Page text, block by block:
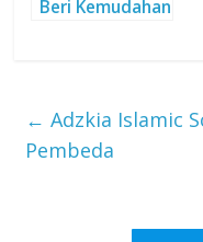
Beri Kemudahan
← Adzkia Islamic
Pembeda